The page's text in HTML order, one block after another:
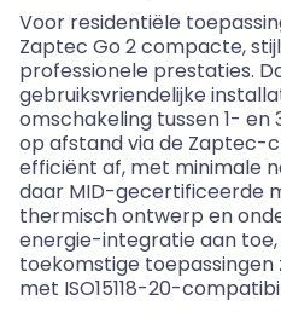
Voor residentiële
Zaptec Go 2compacte,
professionele prestaties.
gebruiksvriendelijke
omschakeling tussen1- en
op afstandvia de Zaptec-
efficiënt af, met minimale
daar MID-gecertificeerde
thermischontwerp en
energie-integratie aan toe,
toekomstige toepassingen
met ISO15118-20-